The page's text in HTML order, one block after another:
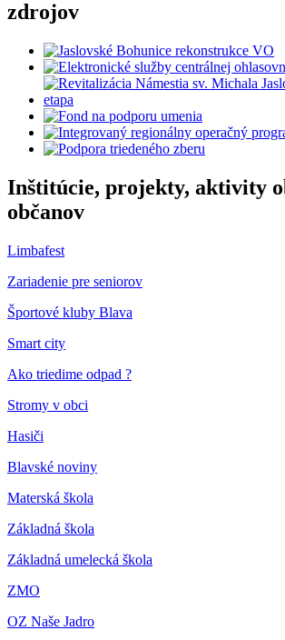
zdrojov
Inštitúcie, projekty, aktivity
občanov
Limbafest
Zariadenie pre seniorov
Športové kluby Blava
Smart city
Ako triedime odpad ?
Stromy v obci
Hasiči
Blavské noviny
Materská škola
Základná škola
Základná umelecká škola
ZMO
OZ Naše Jadro